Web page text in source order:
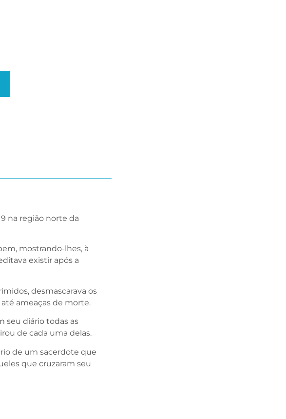
na região norte da
mostrando-lhes, à
existir após a
desmascarava os
ameaças de morte.
seu diário todas as
de cada uma delas.
de um sacerdote que
que cruzaram seu